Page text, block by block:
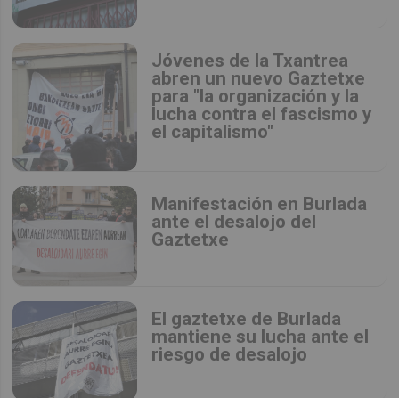
Jóvenes de la Txantrea
abren un nuevo Gaztetxe
para "la organización y la
lucha contra el fascismo y
el capitalismo"
Manifestación en Burlada
ante el desalojo del
Gaztetxe
El gaztetxe de Burlada
mantiene su lucha ante el
riesgo de desalojo